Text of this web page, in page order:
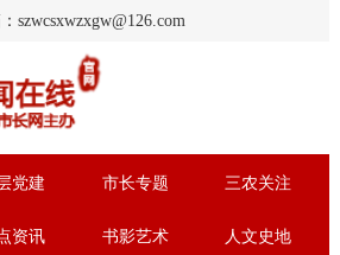
szwcsxwzxgw@126.com
党建 市长专题 三农关注
资讯 书影艺术 人文史地